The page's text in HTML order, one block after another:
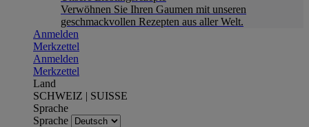
Verwöhnen Sie Ihren Gaumen mit unseren
geschmackvollen Rezepten aus aller Welt.
Anmelden
Merkzettel
Anmelden
Merkzettel
Land
SCHWEIZ | SUISSE
Sprache
Sprache